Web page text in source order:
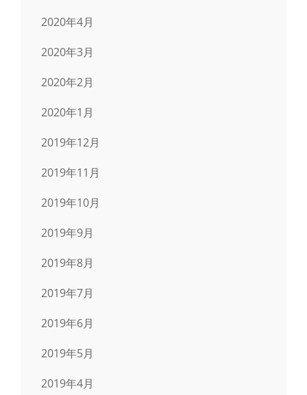
2020年4月
2020年3月
2020年2月
2020年1月
2019年12月
2019年11月
2019年10月
2019年9月
2019年8月
2019年7月
2019年6月
2019年5月
2019年4月